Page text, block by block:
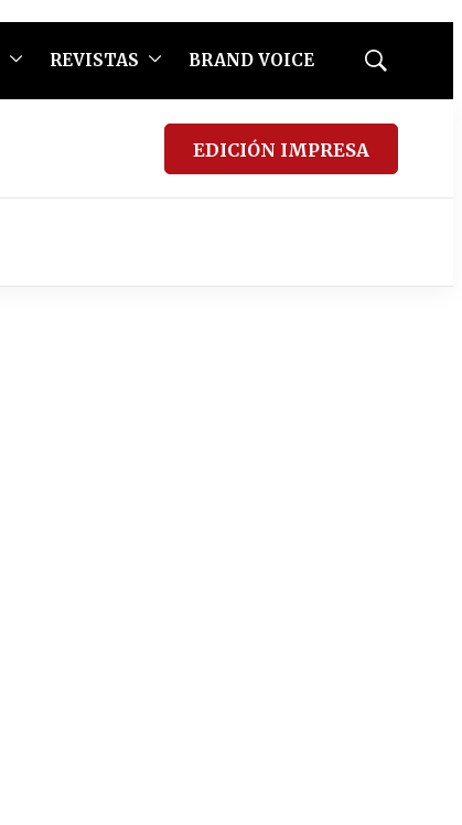
REVISTAS BRAND VOICE
Mostrar
EDICIÓN IMPRESA